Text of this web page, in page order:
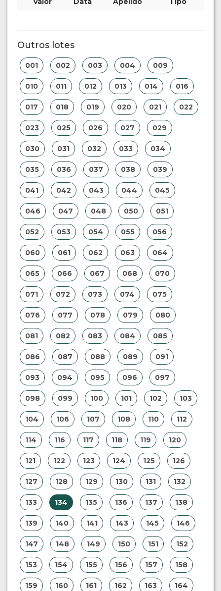
Outros lotes
001 002 003 004 009
010 011 012 013 014 016
017 018 019 020 021 022
023 025 026 027 029
030 031 032 033 034
035 036 037 038 039
041 042 043 044 045
046 047 048 050 051
052 053 054 055 056
060 061 062 063 064
065 066 067 068 070
071 072 073 074 075
076 077 078 079 080
081 082 083 084 085
086 087 088 089 091
093 094 095 096 097
098 099 100 101 102 103
104 106 107 108 110 112
114 116 117 118 119 120
121 122 123 124 125 126
127 128 129 130 131 132
133 134 135 136 137 138
139 140 141 143 145 146
147 148 149 150 151 152
153 154 155 156 157 158
159 160 161 162 163 164